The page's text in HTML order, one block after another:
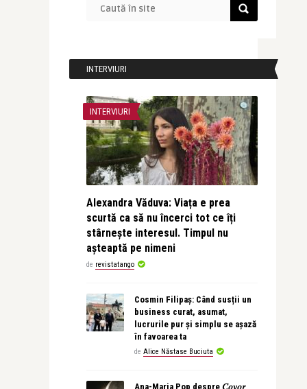
INTERVIURI
INTERVIURI
Alexandra Văduva: Viața e prea
scurtă ca să nu încerci tot ce îți
stârnește interesul. Timpul nu
așteaptă pe nimeni
de revistatango
Cosmin Filipaș: Când susții un
business curat, asumat,
lucrurile pur și simplu se așază
în favoarea ta
de Alice Năstase Buciuta
Ana-Maria Pop despre 𝐶𝑜𝑣𝑜𝑟